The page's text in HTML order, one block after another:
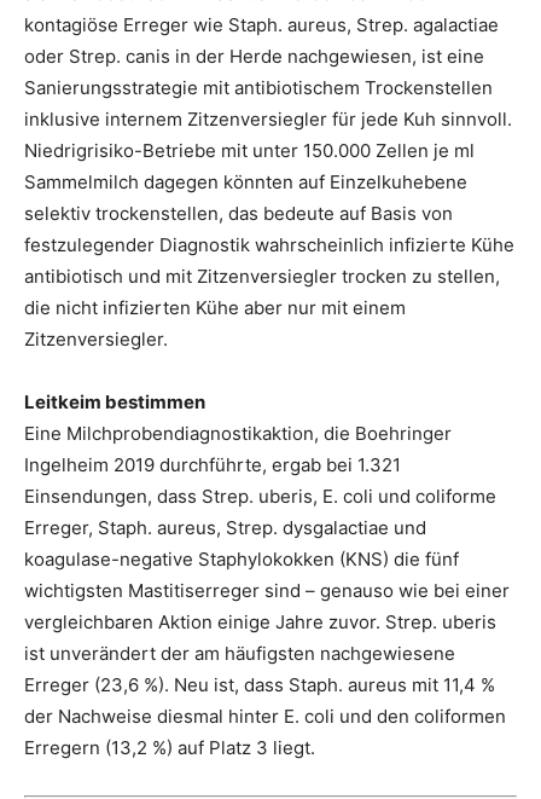
kontagiöse Erreger wie Staph. aureus, Strep. agalactiae
oder Strep. canis in der Herde nachgewiesen, ist eine
Sanierungsstrategie mit antibiotischem Trockenstellen
inklusive internem Zitzenversiegler für jede Kuh sinnvoll.
Niedrigrisiko-Betriebe mit unter 150.000 Zellen je ml
Sammelmilch dagegen könnten auf Einzelkuhebene
selektiv trockenstellen, das bedeute auf Basis von
festzulegender Diagnostik wahrscheinlich infizierte Kühe
antibiotisch und mit Zitzenversiegler trocken zu stellen,
die nicht infizierten Kühe aber nur mit einem
Zitzenversiegler.
Leitkeim bestimmen
Eine Milchprobendiagnostikaktion, die Boehringer
Ingelheim 2019 durchführte, ergab bei 1.321
Einsendungen, dass Strep. uberis, E. coli und coliforme
Erreger, Staph. aureus, Strep. dysgalactiae und
koagulase-negative Staphylokokken (KNS) die fünf
wichtigsten Mastitiserreger sind – genauso wie bei einer
vergleichbaren Aktion einige Jahre zuvor. Strep. uberis
ist unverändert der am häufigsten nachgewiesene
Erreger (23,6 %). Neu ist, dass Staph. aureus mit 11,4 %
der Nachweise diesmal hinter E. coli und den coliformen
Erregern (13,2 %) auf Platz 3 liegt.